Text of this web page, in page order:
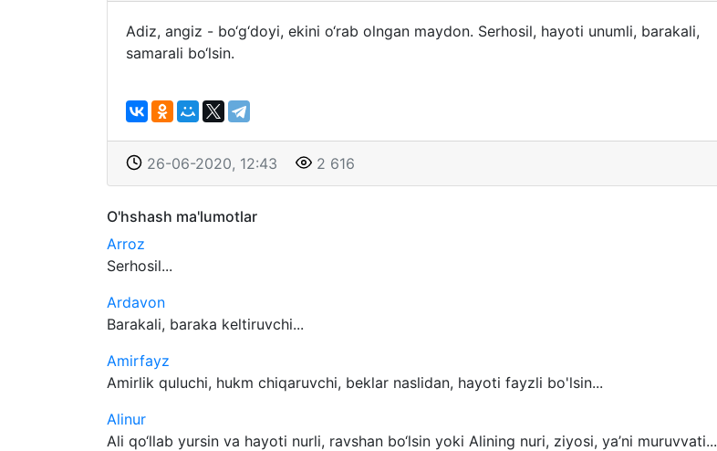
Adiz, angiz - bo‘g‘doyi, ekini o‘rab olngan maydon. Serhosil, hayoti unumli, barakali,
samarali bo‘lsin.
26-06-2020, 12:43 2 616
O'hshash ma'lumotlar
Arroz
Serhosil...
Ardavon
Barakali, baraka keltiruvchi...
Amirfayz
Amirlik quluchi, hukm chiqaruvchi, beklar naslidan, hayoti fayzli bo'lsin...
Alinur
Ali qo‘llab yursin va hayoti nurli, ravshan bo‘lsin yoki Alining nuri, ziyosi, ya’ni muruvvati...